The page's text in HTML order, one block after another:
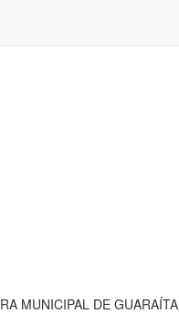
MUNICIPAL DE GUARAÍTA